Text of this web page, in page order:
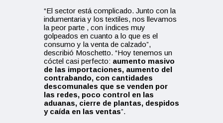
“El sector está complicado. Junto con la
indumentaria y los textiles, nos llevamos
la peor parte , con índices muy
golpeados en cuanto a lo que es el
consumo y la venta de calzado”,
describió Moschetto. “Hoy tenemos un
cóctel casi perfecto: aumento masivo
de las importaciones, aumento del
contrabando, con cantidades
descomunales que se venden por
las redes, poco control en las
aduanas, cierre de plantas, despidos
y caída en las ventas”.